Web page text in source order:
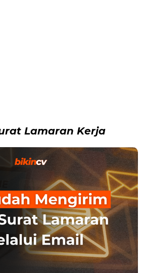
Lamaran Kerja